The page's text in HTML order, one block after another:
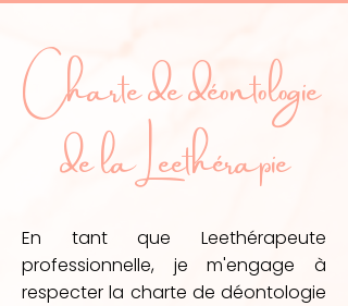
Charte de déontologie
de la Leethérapie
En tant que Leethérapeute
professionnelle, je m'engage à
respecter la charte de déontologie